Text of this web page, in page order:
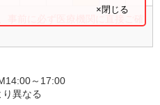
事前に必ず医療機関に直接ご確
×閉じる
～17:00
異なる